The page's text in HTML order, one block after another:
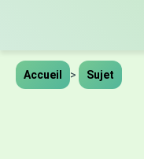
Accueil > Sujet